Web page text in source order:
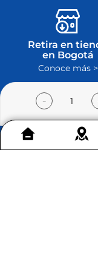
－
Retira en
en Bogotá
Conoce más >